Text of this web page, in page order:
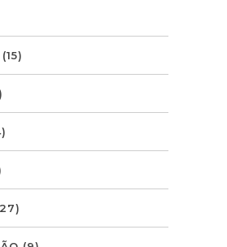
(15)